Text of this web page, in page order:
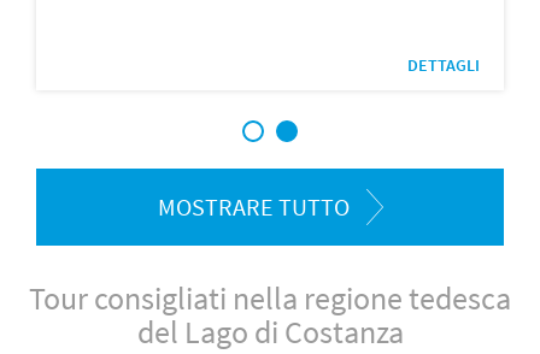
DETTAGLI
1 2
MOSTRARE TUTTO
Tour consigliati nella regione tedesca
del Lago di Costanza